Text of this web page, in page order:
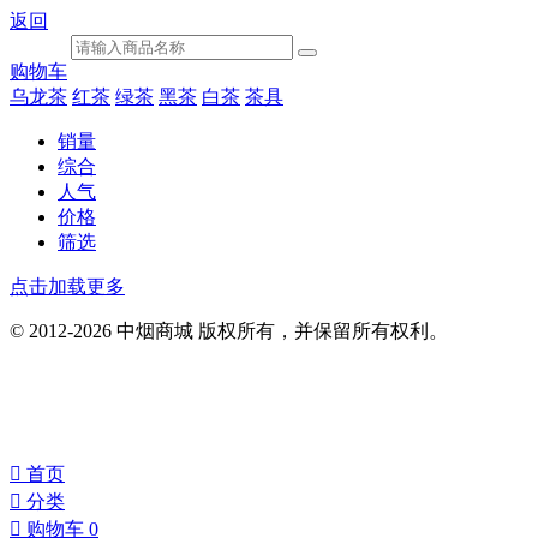
返回
购物车
乌龙茶 红茶 绿茶 黑茶 白茶 茶具
销量
综合
人气
价格
筛选
点击加载更多
© 2012-2026 中烟商城 版权所有，并保留所有权利。
󰀁 首页
󰀂 分类
󰀄 购物车 0